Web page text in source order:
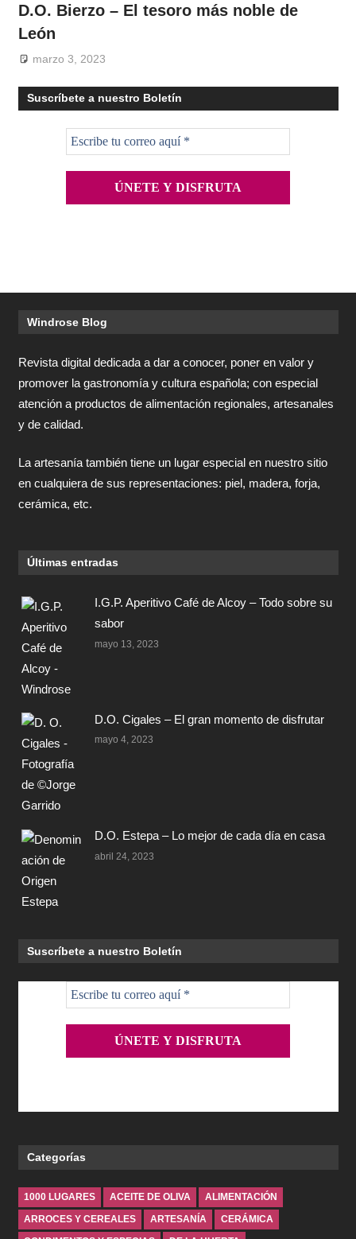
D.O. Bierzo – El tesoro más noble de
León
marzo 3, 2023
Suscríbete a nuestro Boletín
Windrose Blog
Revista digital dedicada a dar a conocer, poner en valor y
promover la gastronomía y cultura española; con especial
atención a productos de alimentación regionales, artesanales
y de calidad.
La artesanía también tiene un lugar especial en nuestro sitio
en cualquiera de sus representaciones: piel, madera, forja,
cerámica, etc.
Últimas entradas
I.G.P. Aperitivo Café de Alcoy – Todo sobre su
sabor
mayo 13, 2023
D.O. Cigales – El gran momento de disfrutar
mayo 4, 2023
D.O. Estepa – Lo mejor de cada día en casa
abril 24, 2023
Suscríbete a nuestro Boletín
Categorías
1000 LUGARES ACEITE DE OLIVA ALIMENTACIÓN
ARROCES Y CEREALES ARTESANÍA CERÁMICA